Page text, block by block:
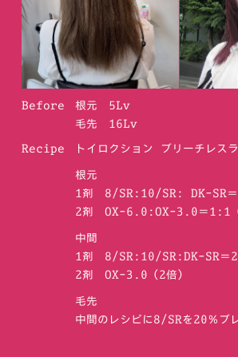
Before
根元 5Lv
毛先 16Lv
Recipe トイロクション ブリーチレス
根元
1剤 8/SR:10/SR: DK-SR
2剤 OX-6.0:OX-3.0＝1:1（
中間
1剤 8/SR:10/SR:DK-SR＝
2剤 OX-3.0（2倍）
毛先
中間のレシピに8/SRを20％ブ